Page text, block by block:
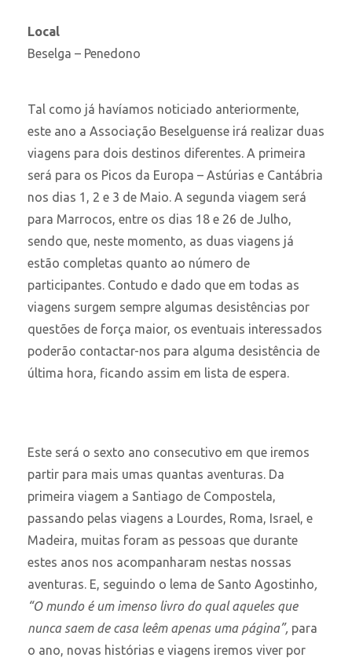
Local
Beselga – Penedono
Tal como já havíamos noticiado anteriormente,
este ano a Associação Beselguense irá realizar duas
viagens para dois destinos diferentes. A primeira
será para os Picos da Europa – Astúrias e Cantábria
nos dias 1, 2 e 3 de Maio. A segunda viagem será
para Marrocos, entre os dias 18 e 26 de Julho,
sendo que, neste momento, as duas viagens já
estão completas quanto ao número de
participantes. Contudo e dado que em todas as
viagens surgem sempre algumas desistências por
questões de força maior, os eventuais interessados
poderão contactar-nos para alguma desistência de
última hora, ficando assim em lista de espera.
Este será o sexto ano consecutivo em que iremos
partir para mais umas quantas aventuras. Da
primeira viagem a Santiago de Compostela,
passando pelas viagens a Lourdes, Roma, Israel, e
Madeira, muitas foram as pessoas que durante
estes anos nos acompanharam nestas nossas
aventuras. E, seguindo o lema de Santo Agostinho,
“O mundo é um imenso livro do qual aqueles que
nunca saem de casa leêm apenas uma página”, para
o ano, novas histórias e viagens iremos viver por